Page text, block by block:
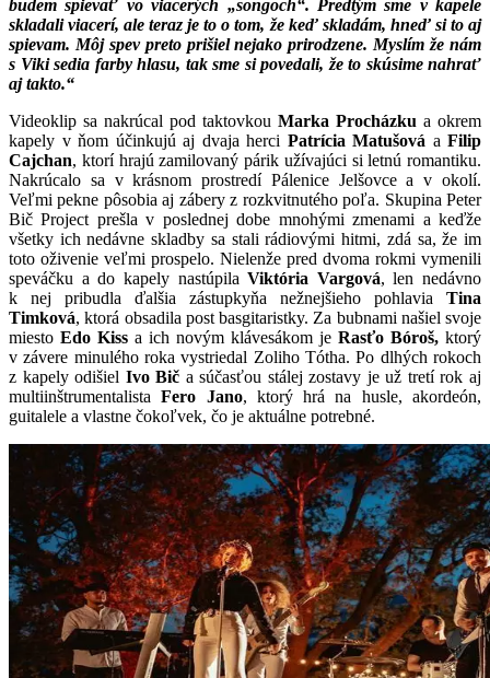
budem spievať vo viacerých „songoch“. Predtým sme v kapele
skladali viacerí, ale teraz je to o tom, že keď skladám, hneď si to aj
spievam. Môj spev preto prišiel nejako prirodzene. Myslím že nám
s Viki sedia farby hlasu, tak sme si povedali, že to skúsime nahrať
aj takto.“
Videoklip sa nakrúcal pod taktovkou Marka Procházku a okrem
kapely v ňom účinkujú aj dvaja herci Patrícia Matušová a Filip
Cajchan, ktorí hrajú zamilovaný párik užívajúci si letnú romantiku.
Nakrúcalo sa v krásnom prostredí Pálenice Jelšovce a v okolí.
Veľmi pekne pôsobia aj zábery z rozkvitnutého poľa. Skupina Peter
Bič Project prešla v poslednej dobe mnohými zmenami a keďže
všetky ich nedávne skladby sa stali rádiovými hitmi, zdá sa, že im
toto oživenie veľmi prospelo. Nielenže pred dvoma rokmi vymenili
speváčku a do kapely nastúpilaViktória Vargová, len nedávno
k nej pribudla ďalšia zástupkyňa nežnejšieho pohlavia Tina
Timková, ktorá obsadila post basgitaristky. Za bubnami našiel svoje
miesto Edo Kiss a ich novým klávesákom je Rasťo Bóroš, ktorý
v závere minulého roka vystriedal Zoliho Tótha. Po dlhých rokoch
z kapely odišiel Ivo Bič a súčasťou stálej zostavy je už tretí rok aj
multiinštrumentalistaFero Jano, ktorý hrá na husle, akordeón,
guitalele a vlastne čokoľvek, čo je aktuálne potrebné.